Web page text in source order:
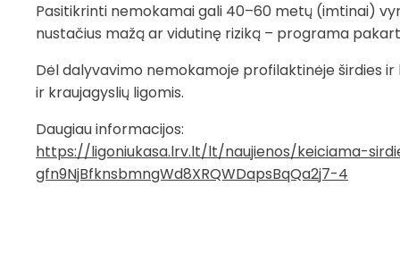
Pasitikrinti nemokamai gali 40–60 metų (imtinai)
nustačius mažą ar vidutinę riziką – programa
Dėl dalyvavimo nemokamoje profilaktinėje širdies
ir kraujagyslių ligomis.
Daugiau informacijos:
https://ligoniukasa.lrv.lt/lt/naujienos/keiciama-
gfn9NjBfknsbmngWd8XRQWDapsBqQa2j7-4